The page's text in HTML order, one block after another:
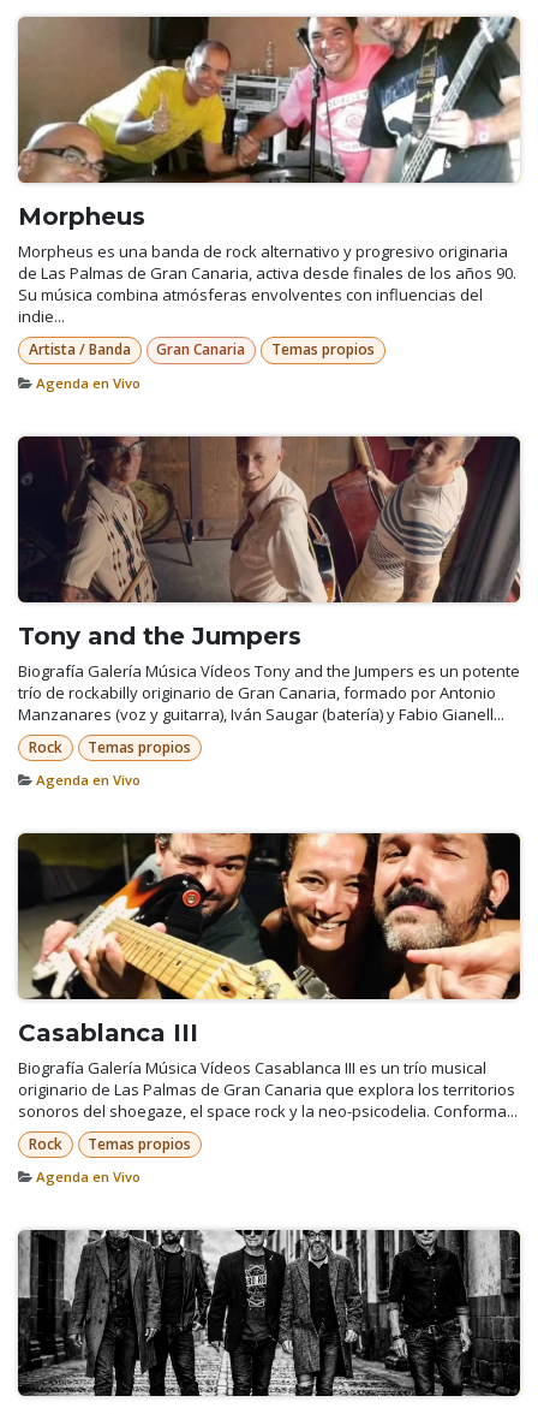
Morpheus
Morpheus es una banda de rock alternativo y progresivo originaria
de Las Palmas de Gran Canaria, activa desde finales de los años 90.
Su música combina atmósferas envolventes con influencias del
indie...
Artista / Banda Gran Canaria Temas propios
Agenda en Vivo
Tony and the Jumpers
Biografía Galería Música Vídeos Tony and the Jumpers es un potente
trío de rockabilly originario de Gran Canaria, formado por Antonio
Manzanares (voz y guitarra), Iván Saugar (batería) y Fabio Gianell...
Rock Temas propios
Agenda en Vivo
Casablanca III
Biografía Galería Música Vídeos Casablanca III es un trío musical
originario de Las Palmas de Gran Canaria que explora los territorios
sonoros del shoegaze, el space rock y la neo-psicodelia. Conforma...
Rock Temas propios
Agenda en Vivo